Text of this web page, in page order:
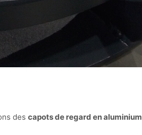
descapots de regard en aluminium